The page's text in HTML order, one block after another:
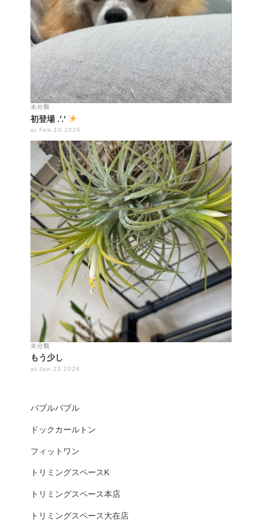
バブルバブル
ドックカールトン
フィットワン
トリミングスペースK
トリミングスペース本店
トリミングスペース大在店
未分類
初登場 .′.′
at Feb.10.2026
未分類
もう少し
at Jan.23.2026